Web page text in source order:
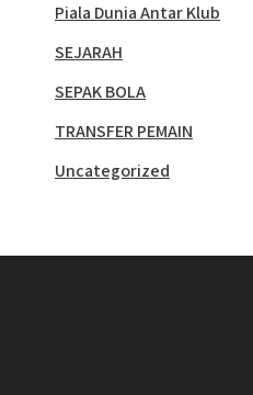
Piala Dunia Antar Klub
SEJARAH
SEPAK BOLA
TRANSFER PEMAIN
Uncategorized